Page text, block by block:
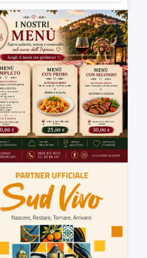
2026 ATTUALITÀ
del Carro ancora in forse,
continuiamo a lavorare
comunale alla Cultura di
Eclano, Raffaella Rita